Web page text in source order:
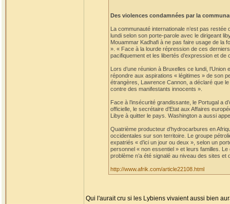
Des violences condamnées par la
La communauté internationale n’est pas
lundi selon son porte-parole avec le dirigeant
Mouammar Kadhafi à ne pas faire usage de la
». « Face à la lourde répression de ces
pacifiquement et les libertés d’expression et de
Lors d’une réunion à Bruxelles ce lundi,
répondre aux aspirations « légitimes » de son
étrangères, Lawrence Cannon, a déclaré que
contre des manifestants innocents ».
Face à l’insécurité grandissante, le Portugal a
officielle, le secrétaire d’Etat aux Affaires
Libye à quitter le pays. Washington a aussi
Quatrième producteur d’hydrocarbures en
occidentales sur son territoire. Le groupe
expatriés « d’ici un jour ou deux », selon un
personnel « non essentiel » et leurs familles.
problème n’a été signalé au niveau des sites
http://www.afrik.com/article22108.html
Qui l'aurait cru si les Lybiens vivaient aussi bien